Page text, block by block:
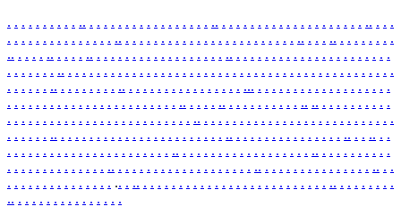
. . . . . . . . . . .. . . . . . . . . . . . . . . . . . .. . . . . . . . . . . . . . . . . . . . . .. . . .
. . . . . . . . . . . . . . . .. . . . . . . . . . . . . . . . . . . . . . . . . .. . . . .. . . . . . . . .
.. . . . . .. . . . . .. . . . . . . . . . . . . . . . . . . .. . . . . . . . . . . . . . . . . . . . . . .
. . . . . . . .. . . . . . . . . . . . . . . . . . . . . . . . . . . . . . . . . . . . . . . . . . . . . . .
. . . . . . .. . . . . . . . . .. . . . . . . . . . . . . . . . . ... . . . . . . . . . . . . . . . . . . .
. . . . . . . . . . . . . . . . . . . . . . . . .. . . . . .. . . . . . . . . . . .. .. . . . . . . . . . .
. . . . . . . . . . . . . . . . . . . . . . . . . . .. . . . . . . . . . . . . . . . . . . . . . . . . . . .
. . . . . . .. . . . . . . . . . . . . . . . . . . . . . . . .. . . . . . . . . . . . . . . . .. . . .. . .
. . . . . . . . . . . . . . . . . . . . . . . .. . . . . . . . . . . . . . . . . . . .. . . . . . . . . . .
. . . . . . . . . . . . . . .. . . . . . . . . . . . . . . . . . . . .. . . . . . . . . . . . . . . . .. . .
. . . . . . . . . . . . . . . .. . .. . . . . . . . . . . . . . . . . . . . . . . . . . . .. . . . . . . . .
.. . . . . . . . . . . . . . . .